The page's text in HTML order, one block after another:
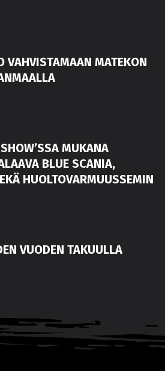
VAHVISTAMAAN MATEKON
MUKANA
BLUE SCANIA,
HUOLTOVARMUUSSEMIN
VUODEN TAKUULLA